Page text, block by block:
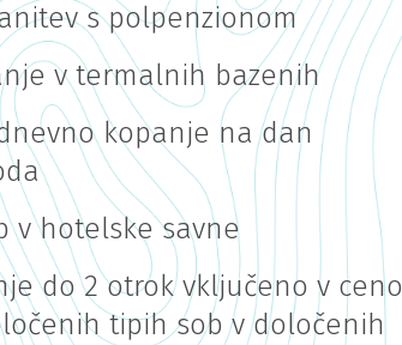
s polpenzionom
v termalnih bazenih
kopanje na dan
v hotelske savne
do 2 otrok vključeno v ceno
tipih sob v določenih